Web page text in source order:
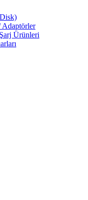
Adaptörler
Ürünleri